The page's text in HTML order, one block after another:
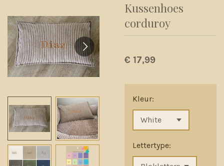
Kussenhoes
corduroy
€ 17,99
Kleur:
Lettertype: